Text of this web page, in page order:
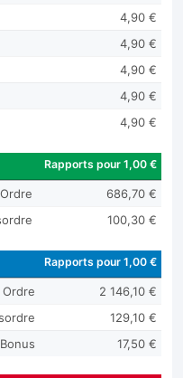
4,90 €
4,90 €
4,90 €
4,90 €
4,90 €
Rapports pour 1,00 €
Ordre
686,70 €
100,30 €
Rapports pour 1,00 €
Ordre
2 146,10 €
129,10 €
Bonus 17,50 €